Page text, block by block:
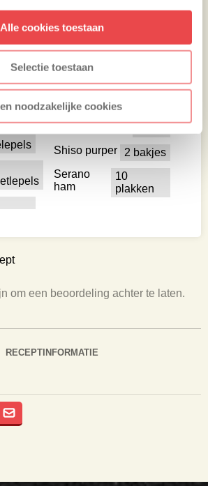
Alle cookies toestaan
Selectie toestaan
noodzakelijke cookies
om een beoordeling achter te laten.
RECEPTINFORMATIE
Knoflook
1 stuk
Granny Smith
Kleine Paksoi
Shiso purper
2 bakjes
Serano
ham
10
plakken